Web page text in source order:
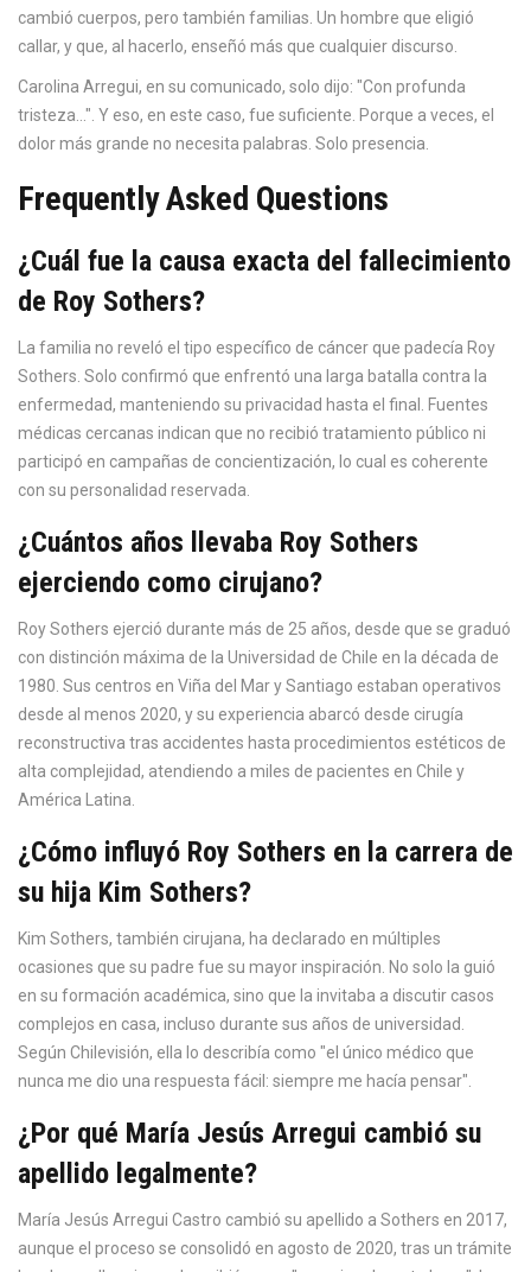
cambió cuerpos, pero también familias. Un hombre que eligió
callar, y que, al hacerlo, enseñó más que cualquier discurso.
Carolina Arregui, en su comunicado, solo dijo: "Con profunda
tristeza...". Y eso, en este caso, fue suficiente. Porque a veces, el
dolor más grande no necesita palabras. Solo presencia.
Frequently Asked Questions
¿Cuál fue la causa exacta del fallecimiento
de Roy Sothers?
La familia no reveló el tipo específico de cáncer que padecía Roy
Sothers. Solo confirmó que enfrentó una larga batalla contra la
enfermedad, manteniendo su privacidad hasta el final. Fuentes
médicas cercanas indican que no recibió tratamiento público ni
participó en campañas de concientización, lo cual es coherente
con su personalidad reservada.
¿Cuántos años llevaba Roy Sothers
ejerciendo como cirujano?
Roy Sothers ejerció durante más de 25 años, desde que se graduó
con distinción máxima de la Universidad de Chile en la década de
1980. Sus centros en Viña del Mar y Santiago estaban operativos
desde al menos 2020, y su experiencia abarcó desde cirugía
reconstructiva tras accidentes hasta procedimientos estéticos de
alta complejidad, atendiendo a miles de pacientes en Chile y
América Latina.
¿Cómo influyó Roy Sothers en la carrera de
su hija Kim Sothers?
Kim Sothers, también cirujana, ha declarado en múltiples
ocasiones que su padre fue su mayor inspiración. No solo la guió
en su formación académica, sino que la invitaba a discutir casos
complejos en casa, incluso durante sus años de universidad.
Según Chilevisión, ella lo describía como "el único médico que
nunca me dio una respuesta fácil: siempre me hacía pensar".
¿Por qué María Jesús Arregui cambió su
apellido legalmente?
María Jesús Arregui Castro cambió su apellido a Sothers en 2017,
aunque el proceso se consolidó en agosto de 2020, tras un trámite